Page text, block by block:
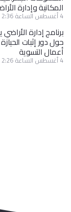
المكانية وإدارة
4 أغسطس الساعة 2:36 pm
برنامج إدارة
حول دور إثبات
أعمال التسوية
4 أغسطس الساعة 2:26 pm